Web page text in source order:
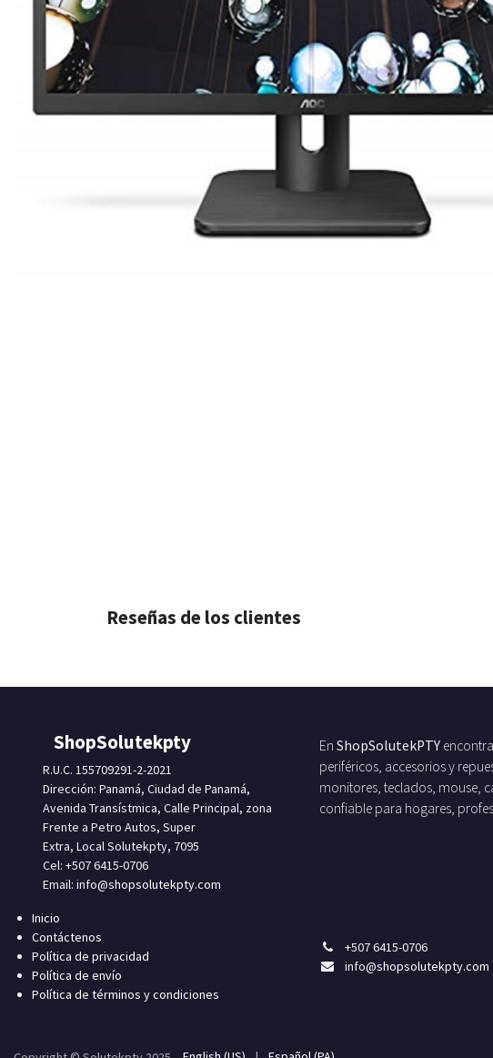
Reseñas de los clientes
ShopSolutekpty
R.U.C. 155709291-2-2021
Dirección: Panamá, Ciudad de Panamá,
Avenida Transístmica, Calle Principal, zona
Frente a Petro Autos, Super
Extra, Local Solutekpty, 7095
Cel: +507 6415-0706
Email: info@shopsolutekpty.com
En ShopSolutekPTY
periféricos, accesorios y
monitores, teclados, mouse,
confiable para hogares,
Inicio
Contáctenos
Política de privacidad
Política de envío
Política de términos y condiciones
+507 6415-0706
info@shopsolutekpty.com